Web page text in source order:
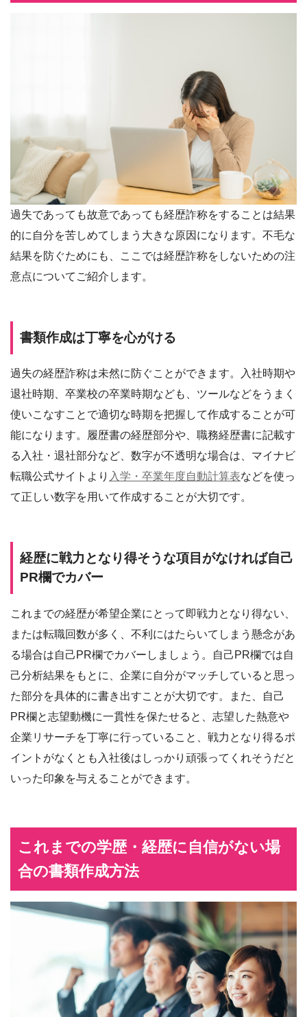
過失であっても故意であっても経歴詐称をすることは結果
的に自分を苦しめてしまう大きな原因になります。不毛な
結果を防ぐためにも、ここでは経歴詐称をしないための注
意点についてご紹介します。
書類作成は丁寧を心がける
過失の経歴詐称は未然に防ぐことができます。入社時期や
退社時期、卒業校の卒業時期なども、ツールなどをうまく
使いこなすことで適切な時期を把握して作成することが可
能になります。履歴書の経歴部分や、職務経歴書に記載す
る入社・退社部分など、数字が不透明な場合は、マイナビ
転職公式サイトより 入学・卒業年度自動計算表などを使っ
て正しい数字を用いて作成することが大切です。
経歴に戦力となり得そうな項目がなければ自己
PR欄でカバー
これまでの経歴が希望企業にとって即戦力となり得ない、
または転職回数が多く、不利にはたらいてしまう懸念があ
る場合は自己PR欄でカバーしましょう。自己PR欄では自
己分析結果をもとに、企業に自分がマッチしていると思っ
た部分を具体的に書き出すことが大切です。また、自己
PR欄と志望動機に一貫性を保たせると、志望した熱意や
企業リサーチを丁寧に行っていること、戦力となり得るポ
イントがなくとも入社後はしっかり頑張ってくれそうだと
いった印象を与えることができます。
これまでの学歴・経歴に自信がない場
合の書類作成方法